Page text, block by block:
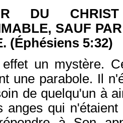
DU
SAUF
(Éphésiens 5:32)
un mystère.
une parabole. Il
de quelqu'un à
anges qui